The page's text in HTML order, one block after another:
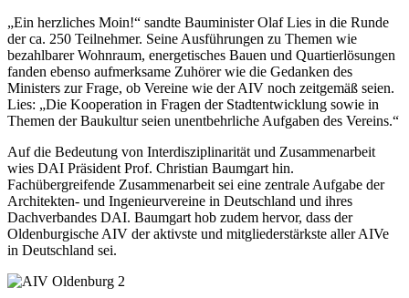
„Ein herzliches Moin!“ sandte Bauminister Olaf Lies in die Runde
der ca. 250 Teilnehmer. Seine Ausführungen zu Themen wie
bezahlbarer Wohnraum, energetisches Bauen und Quartierlösungen
fanden ebenso aufmerksame Zuhörer wie die Gedanken des
Ministers zur Frage, ob Vereine wie der AIV noch zeitgemäß seien.
Lies: „Die Kooperation in Fragen der Stadtentwicklung sowie in
Themen der Baukultur seien unentbehrliche Aufgaben des Vereins.“
Auf die Bedeutung von Interdisziplinarität und Zusammenarbeit
wies DAI Präsident Prof. Christian Baumgart hin.
Fachübergreifende Zusammenarbeit sei eine zentrale Aufgabe der
Architekten- und Ingenieurvereine in Deutschland und ihres
Dachverbandes DAI. Baumgart hob zudem hervor, dass der
Oldenburgische AIV der aktivste und mitgliederstärkste aller AIVe
in Deutschland sei.